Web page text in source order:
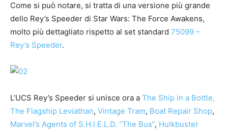
Come si può notare, si tratta di una versione più grande
dello Rey’s Speeder di Star Wars: The Force Awakens,
molto più dettagliato rispetto al set standard 75099 –
Rey’s Speeder.
L’UCS Rey’s Speeder si unisce ora a The Ship in a Bottle,
The Flagship Leviathan, Vintage Tram, Boat Repair Shop,
Marvel’s Agents of S.H.I.E.L.D. “The Bus”, Hulkbuster